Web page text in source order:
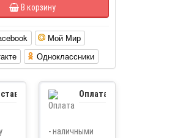
В корзину
Мой Мир
Одноклассники
Оплата
- наличными